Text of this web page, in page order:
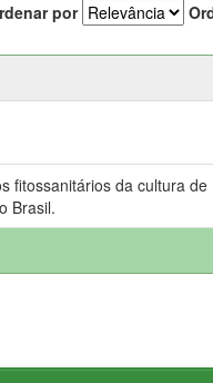
por
fitossanitários da cultura de
Brasil.